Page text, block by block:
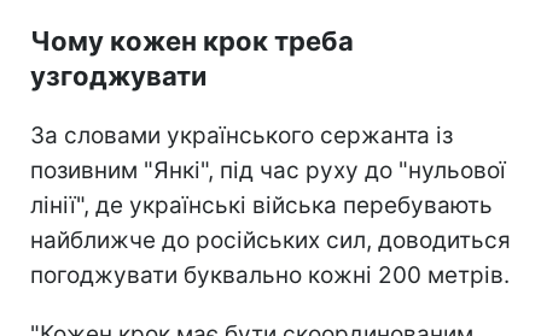
Чому кожен крок треба
узгоджувати
За словами українського сержанта із
позивним "Янкі", під час руху до "нульової
лінії", де українські війська перебувають
найближче до російських сил, доводиться
погоджувати буквально кожні 200 метрів.